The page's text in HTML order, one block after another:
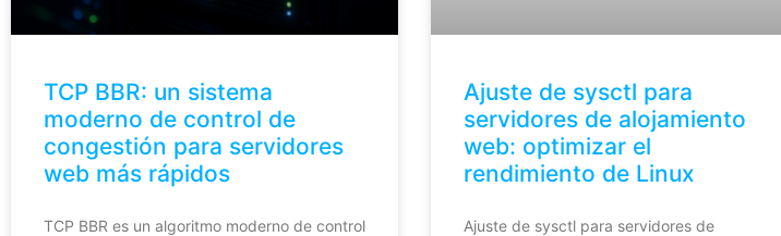
TCP BBR: un sistema
moderno de control de
congestión para servidores
web más rápidos
TCP BBR es un algoritmo moderno de control
Ajuste de sysctl para
servidores de alojamiento
web: optimizar el
rendimiento de Linux
Ajuste de sysctl para servidores de